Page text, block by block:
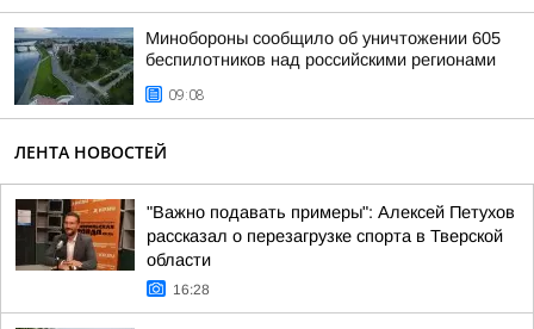
Минобороны сообщило об уничтожении 605
беспилотников над российскими регионами
09:08
ЛЕНТА НОВОСТЕЙ
"Важно подавать примеры": Алексей Петухов
рассказал о перезагрузке спорта в Тверской
области
16:28